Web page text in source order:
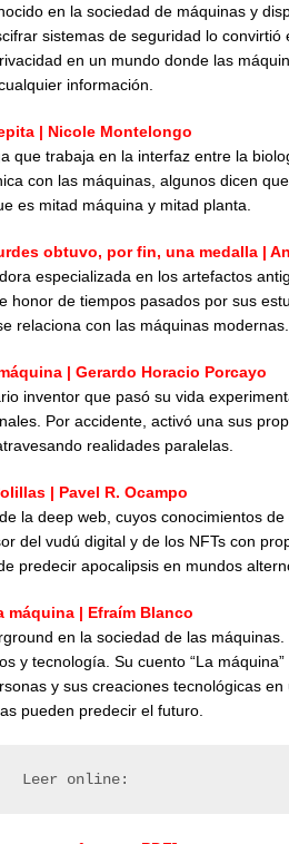
en la sociedad de máquinas y
sistemas de seguridad lo convirtió
en un mundo donde las
información.
| Nicole Montelongo
que trabaja en la interfaz entre la
con las máquinas, algunos dicen
es mitad máquina y mitad planta.
obtuvo, por fin, una medalla |
especializada en los artefactos
honor de tiempos pasados por sus
relaciona con las máquinas modernas.
| Gerardo Horacio Porcayo
inventor que pasó su vida
Por accidente, activó una sus
realidades paralelas.
| Pavel R. Ocampo
la deep web, cuyos conocimientos
del vudú digital y de los NFTs con
predecir apocalipsis en mundos
máquina | Efraím Blanco
en la sociedad de las
y tecnología. Su cuento “La
y sus creaciones tecnológicas
pueden predecir el futuro.
Leer online: